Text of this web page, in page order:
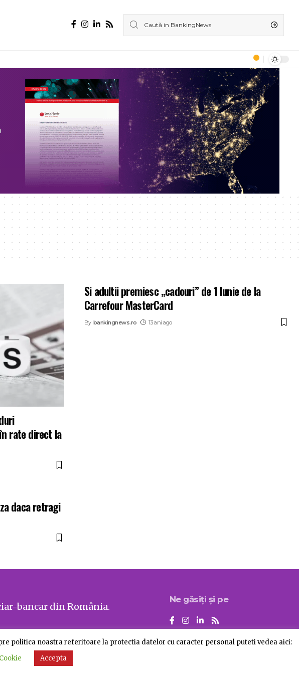
rate direct la
Si adultii premiesc „cadouri” de 1 Iunie de la
Carrefour MasterCard
By bankingnews.ro 13 ani ago
daca retragi
bancar din România.
Ne găsiți și pe
politica noastra referitoare la protectia datelor cu caracter personal puteti vedea aici:
Accepta